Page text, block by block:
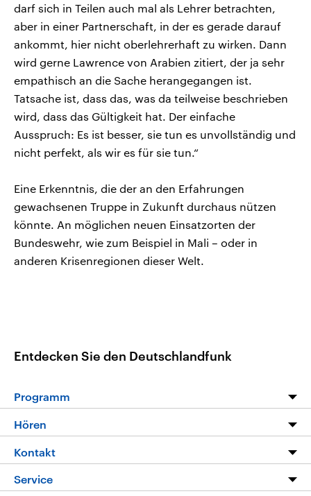
darf sich in Teilen auch mal als Lehrer betrachten,
aber in einer Partnerschaft, in der es gerade darauf
ankommt, hier nicht oberlehrerhaft zu wirken. Dann
wird gerne Lawrence von Arabien zitiert, der ja sehr
empathisch an die Sache herangegangen ist.
Tatsache ist, dass das, was da teilweise beschrieben
wird, dass das Gültigkeit hat. Der einfache
Ausspruch: Es ist besser, sie tun es unvollständig und
nicht perfekt, als wir es für sie tun.“
Eine Erkenntnis, die der an den Erfahrungen
gewachsenen Truppe in Zukunft durchaus nützen
könnte. An möglichen neuen Einsatzorten der
Bundeswehr, wie zum Beispiel in Mali – oder in
anderen Krisenregionen dieser Welt.
Entdecken Sie den Deutschlandfunk
Programm
Die Nachrichten
Nachrichtenleicht
Hören
Livestream
Podcasts
Kontakt
Hörerservice
Service